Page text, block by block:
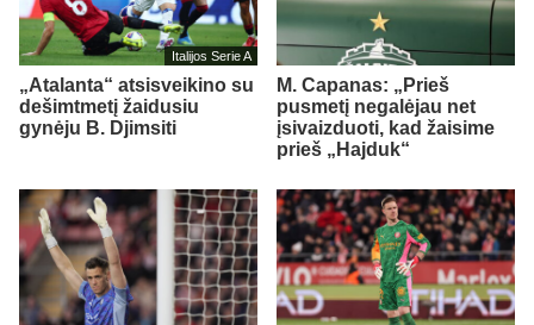
Italijos Serie A
„Atalanta“ atsisveikino su
dešimtmetį žaidusiu
gynėju B. Djimsiti
M. Capanas: „Prieš
pusmetį negalėjau net
įsivaizduoti, kad žaisime
prieš „Hajduk“